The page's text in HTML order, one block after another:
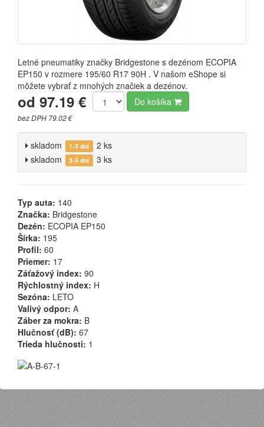
Letné pneumatiky značky Bridgestone s dezénom ECOPIA
EP150 v rozmere 195/60 R17 90H . V našom eShope si
môžete vybrať z mnohých značiek a dezénov.
od 97.19 €
bez DPH 79.02 €
Do košíka
skladom 1-3 dni
2 ks
skladom
3-5 dní 3 ks
Typ auta: 140
Značka: Bridgestone
Dezén: ECOPIA EP150
Šírka: 195
Profil: 60
Priemer: 17
Záťažový index: 90
Rýchlostný index: H
Sezóna: LETO
Valivý odpor: A
Záber za mokra: B
Hlučnosť (dB): 67
Trieda hlučnosti: 1